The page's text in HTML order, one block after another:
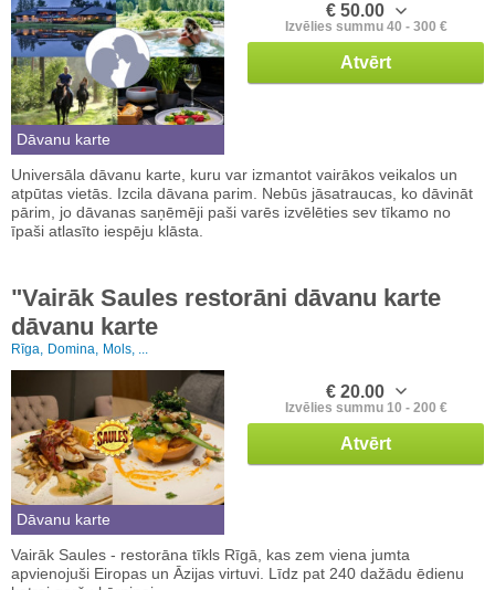
Dāvanu karte
€ 50.00
Izvēlies summu 40 - 300 €
Atvērt
Universāla dāvanu karte, kuru var izmantot vairākos veikalos un
atpūtas vietās. Izcila dāvana parim. Nebūs jāsatraucas, ko dāvināt
pārim, jo dāvanas saņēmēji paši varēs izvēlēties sev tīkamo no
īpaši atlasīto iespēju klāsta.
"Vairāk Saules restorāni dāvanu karte
dāvanu karte
Rīga, Domina, Mols, ...
Dāvanu karte
€ 20.00
Izvēlies summu 10 - 200 €
Atvērt
Vairāk Saules - restorāna tīkls Rīgā, kas zem viena jumta
apvienojuši Eiropas un Āzijas virtuvi. Līdz pat 240 dažādu ēdienu